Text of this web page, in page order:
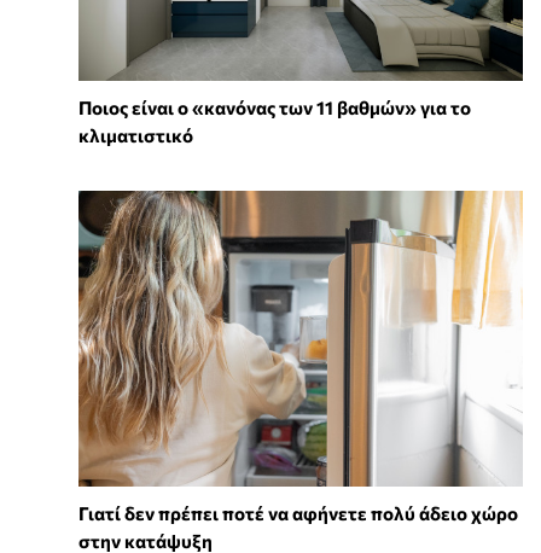
Ποιος είναι ο «κανόνας των 11 βαθμών» για το
κλιματιστικό
Γιατί δεν πρέπει ποτέ να αφήνετε πολύ άδειο χώρο
στην κατάψυξη